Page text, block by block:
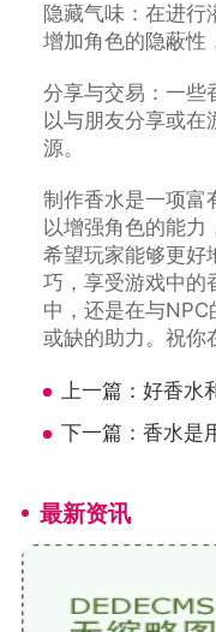
隐藏气味：在进行
增加角色的隐蔽性
分享与交易：一些
以与朋友分享或在
源。
制作香水是一项富
以增强角色的能力
希望玩家能够更好
巧，享受游戏中的
中，还是在与
或缺的助力。祝你
上一篇： 好香水
下一篇： 香水是
最新资讯